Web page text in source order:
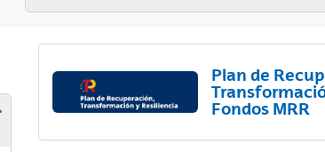
Mostrar/ocultar subpáginas
Plan de
Fondos MRR